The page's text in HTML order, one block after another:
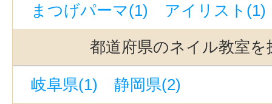
まつげパーマ(1)
アイリスト(1)
都道府県のネイル教室を
岐阜県(1) 静岡県(2)